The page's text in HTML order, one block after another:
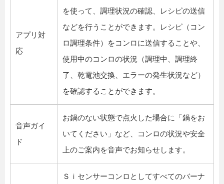
アプリ対
応
を使って、調理状況の確認、レシピの送信
などを行うことができます。レシピ（コン
ロ調理条件）をコンロに送信することや、
使用中のコンロの状況（調理中、調理終
了、乾電池交換、エラーの発生状況など）
を確認することができます。
音声ガイ
ド
お鍋のない状態で点火した場合に「鍋をお
いてください」など、コンロの状況や安全
上のご案内を音声でお知らせします。
Ｓｉセンサーコンロとしてすべてのバーナ